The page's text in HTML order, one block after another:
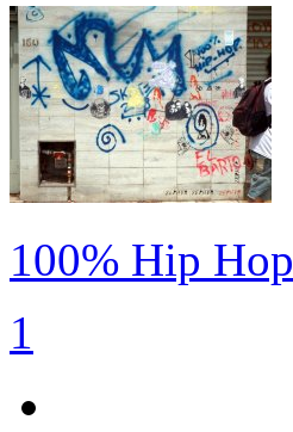
100% Hip Hop
1